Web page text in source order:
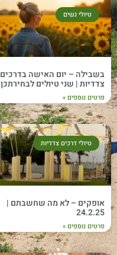
טיולי נשים
בשבילה – יום האישה בדרכים
צדדיות | שני טיולים לבחירתכן
פרטים נוספים »
טיולי דרכים צדדיות
אופקים – לא מה שחשבתם |
24.2.25
פרטים נוספים »